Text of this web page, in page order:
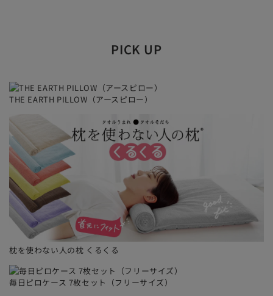
のわかるような明細書やチラシは同封しておりません。
か、別途ご連絡くださるようお願いします。
商品のサイズや形状によって当店で使い分けています。
荷姿やラッピングのカラー等、お客さまからのご指定・
ご要望はお受け付けしておりませんのでご了承くださ
い。
ご希望者のみのサービスとなっております。
ご注文時に必ず商品と一緒にカートに入れてください。
商品と一緒に選択されていない場合はラッピングなしの
通常発送になります。
一部対象外の商品がございます。
超大型商品や取り付け設置が必要な商品など、一部ギフ
トラッピングに対応していない商品がございます。
PICK UP
THE EARTH PILLOW（アースピロー）
枕を使わない人の枕 くるくる
毎日ピロケース 7枚セット（フリーサイズ）